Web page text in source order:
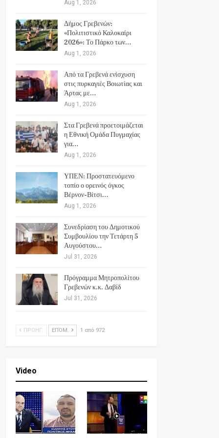
Aug 1, 2026
Δήμος Γρεβενών:
«Πολιτιστικό Καλοκαίρι
2026»: Το Πάρκο των…
Aug 1, 2026
Από τα Γρεβενά ενίσχυση
στις πυρκαγιές Βοιωτίας και
Άρτας με…
Aug 1, 2026
Στα Γρεβενά προετοιμάζεται
η Εθνική Ομάδα Πυγμαχίας
για…
Aug 1, 2026
ΥΠΕΝ: Προστατευόμενο
τοπίο ο ορεινός όγκος
Βέρνον-Βίτσι…
Aug 1, 2026
Συνεδρίαση του Δημοτικού
Συμβουλίου την Τετάρτη 5
Αυγούστου…
Jul 31, 2026
Πρόγραμμα Μητροπολίτου
Γρεβενών κ.κ. Δαβίδ
Jul 31, 2026
ΠΡΟΗΓ. ΕΠΌΜ. 1 από 972
Video